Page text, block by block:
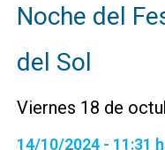
Noche del
del Sol
Viernes 18 de
14/10/2024 - 11:31